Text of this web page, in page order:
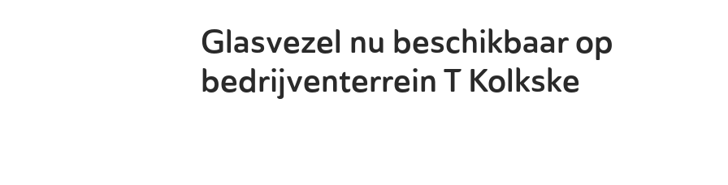
Glasvezel nu beschikbaar op
bedrijventerrein T Kolkske